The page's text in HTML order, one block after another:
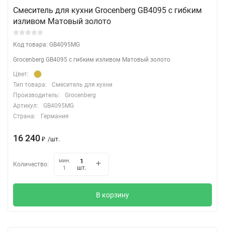
Смеситель для кухни Grocenberg GB4095 с гибким
изливом Матовый золото
Код товара: GB4095MG
Grocenberg GB4095 с гибким изливом Матовый золото
Цвет:
Тип товара:
Смеситель для кухни
Производитель:
Grocenberg
Артикул:
GB4095MG
Страна:
Германия
16 240 ₽ /шт.
Количество:
мин.
1
шт.
В корзину